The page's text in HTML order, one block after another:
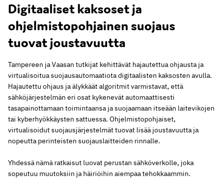
Digitaaliset kaksoset ja
ohjelmistopohjainen suojaus
tuovat joustavuutta
Tampereen ja Vaasan tutkijat kehittävät hajautettua ohjausta ja
virtualisoitua suojausautomaatiota digitaalisten kaksosten avulla.
Hajautettu ohjaus ja älykkäät algoritmit varmistavat, että
sähköjärjestelmän eri osat kykenevät automaattisesti
tasapainottamaan toimintaansa ja suojaamaan itseään laitevikojen
tai kyberhyökkäysten sattuessa. Ohjelmistopohjaiset,
virtualisoidut suojausjärjestelmät tuovat lisää joustavuutta ja
nopeutta perinteisten suojauslaitteiden rinnalle.
Yhdessä nämä ratkaisut luovat perustan sähköverkolle, joka
sopeutuu muutoksiin ja häiriöihin aiempaa tehokkaammin.